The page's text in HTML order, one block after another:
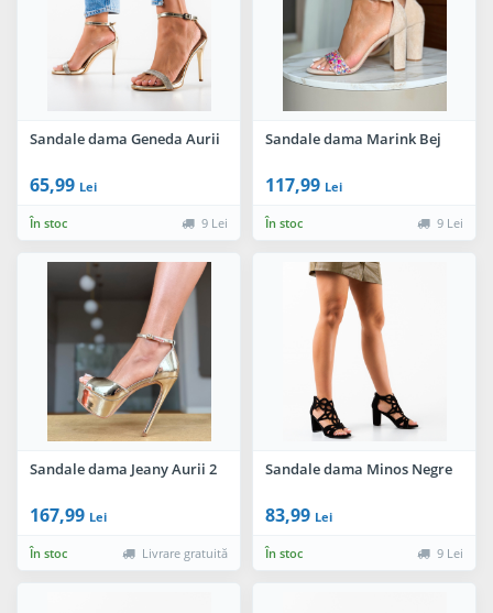
Sandale dama Geneda Aurii
65,99 Lei
În stoc 9 Lei
Sandale dama Marink Bej
117,99 Lei
În stoc 9 Lei
Sandale dama Jeany Aurii 2
167,99 Lei
În stoc Livrare gratuită
Sandale dama Minos Negre
83,99 Lei
În stoc 9 Lei